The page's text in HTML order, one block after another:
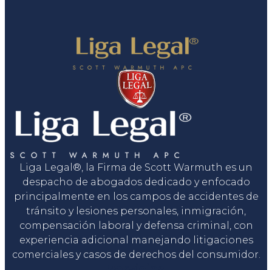
Liga Legal®, la Firma de Scott Warmuth es un
despacho de abogados dedicado y enfocado
principalmente en los campos de accidentes de
tránsito y lesiones personales, inmigración,
compensación laboral y defensa criminal, con
experiencia adicional manejando litigaciones
comerciales y casos de derechos del consumidor.